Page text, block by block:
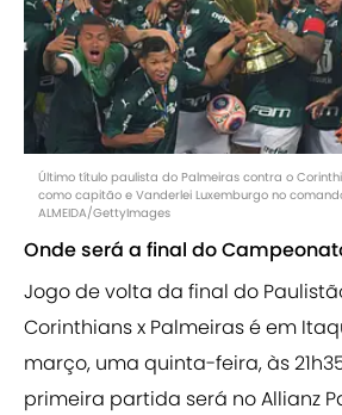
Último título paulista do Palmeiras contra o
como capitão e Vanderlei Luxemburgo no
ALMEIDA/GettyImages
Onde será a final do
Jogo de volta da final do
Corinthians x Palmeiras é em
março, uma quinta-feira, às
primeira partida será no Allianz